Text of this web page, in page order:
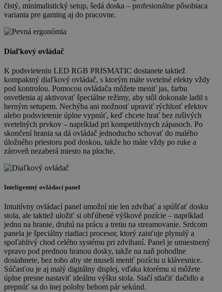
čistý, minimalistický setup, šedá doska – profesionálne pôsobiaca
varianta pre gaming aj do pracovne.
Diaľkový ovládač
K podsvieteniu LED RGB PRISMATIC dostanete taktiež
kompaktný diaľkový ovládač, s ktorým máte svetelné efekty vždy
pod kontrolou. Pomocou ovládača môžete meniť jas, farbu
osvetlenia aj aktivovať špeciálne režimy, aby stôl dokonale ladil s
herným setupem. Nechýba ani možnosť upraviť rýchlosť efektov
alebo podsvietenie úplne vypnúť, keď chcete hrať bez rušivých
svetelných prvkov – napríklad pri kompetitívnych zápasoch. Po
skončení hrania sa dá ovládač jednoducho schovať do malého
úložného priestoru pod doskou, takže ho máte vždy po ruke a
zároveň nezaberá miesto na ploche.
Inteligentný ovládací panel
Intuitívny ovládací panel umožní nie len zdvíhať a spúšťať dosku
stola, ale taktiež uložiť si obľúbené výškové pozície – napríklad
jednu na hranie, druhú na prácu a tretiu na streamovanie. Srdcom
panela je špeciálny riadiaci procesor, ktorý zaisťuje plynulý a
spoľahlivý chod celého systému pri zdvihaní. Panel je umiestnený
vpravo pod prednou hranou dosky, takže na naň pohodlne
dosiahnete, bez toho aby ste museli meniť pozíciu u klávesnice.
Súčasťou je aj malý digitálny displej, vďaka ktorému si môžete
úplne presne nastaviť ideálnu výšku stola. Stačí stlačiť tlačidlo a
prepnúť sa do inej polohy behom pár sekúnd.